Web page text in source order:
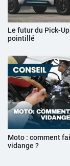
Le futur du Pick-
pointillé
Moto : comment
vidange ?